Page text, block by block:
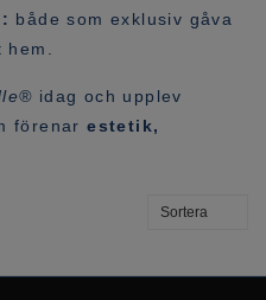
både som exklusiv gåva
idag och upplev
förenarestetik,